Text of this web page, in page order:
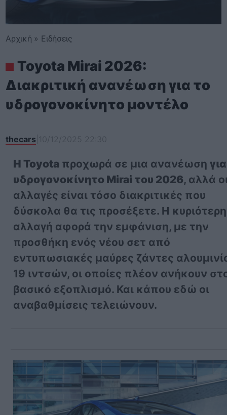
Αρχική » Ειδήσεις
Toyota Mirai 2026:
Διακριτική ανανέωση για το
υδρογονοκίνητο μοντέλο
thecars
Η Toyota προχωρά σε μια ανανέωση
υδρογονοκίνητο Mirai του 2026, αλλά
αλλαγές είναι τόσο διακριτικές που
δύσκολα θα τις προσέξετε. Η κυριότερη
αλλαγή αφορά την εμφάνιση, με την
προσθήκη ενός νέου σετ από
εντυπωσιακές μαύρες ζάντες
19 ιντσών, οι οποίες πλέον ανήκουν
βασικό εξοπλισμό. Και κάπου εδώ οι
αναβαθμίσεις τελειώνουν.